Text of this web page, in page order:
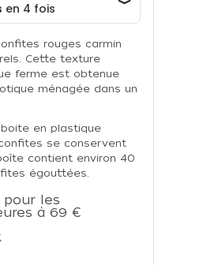
rouges carmin
Cette texture
ferme est obtenue
ménagée dans un
en plastique
se conservent
contient environ 40
égouttées.
pour les
à 69 €